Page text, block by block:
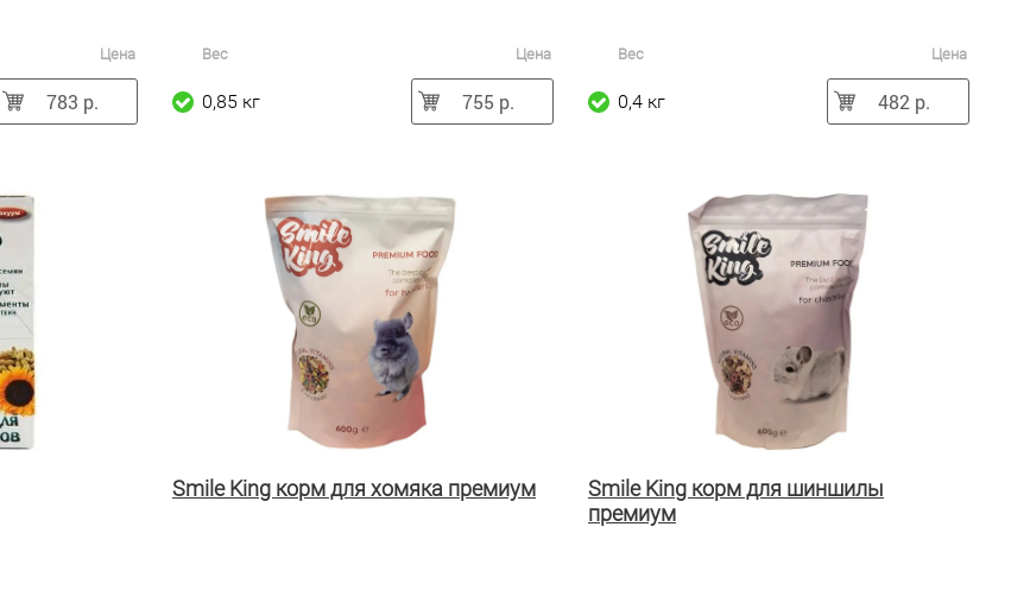
Цена
783 р.
Вес Цена
0,85 кг 755 р.
Вес Цена
0,4 кг 482 р.
Smile King корм для хомяка премиум
Smile King корм для шиншилы
премиум